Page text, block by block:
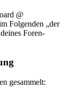
@
Folgenden „der
Foren-
gesammelt: